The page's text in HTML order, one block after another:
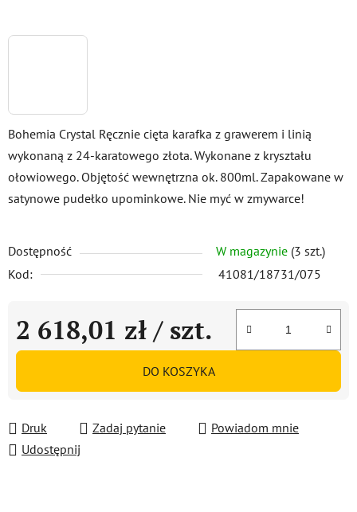
Bohemia Crystal Ręcznie cięta karafka z grawerem i linią
wykonaną z 24-karatowego złota. Wykonane z kryształu
ołowiowego. Objętość wewnętrzna ok. 800ml. Zapakowane w
satynowe pudełko upominkowe. Nie myć w zmywarce!
Dostępność W magazynie (3 szt.)
Kod:
41081/18731/075
2 618,01 zł / szt.
Cena jednostkowa:
DO KOSZYKA
Druk Zadaj pytanie
Powiadom mnie
Udostępnij